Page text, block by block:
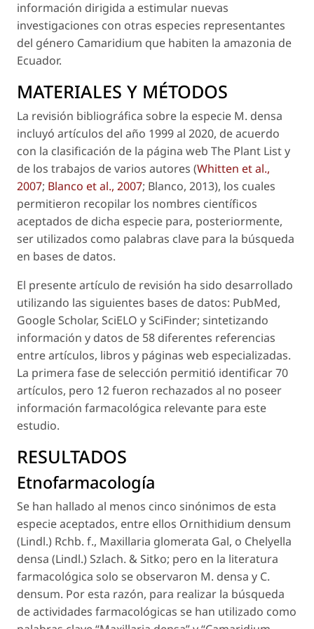
información dirigida a estimular nuevas
investigaciones con otras especies representantes
del género Camaridium que habiten la amazonia de
Ecuador.
MATERIALES Y MÉTODOS
La revisión bibliográfica sobre la especie M. densa
incluyó artículos del año 1999 al 2020, de acuerdo
con la clasificación de la página web The Plant List y
de los trabajos de varios autores (Whitten et al.,
2007; Blanco et al., 2007; Blanco, 2013), los cuales
permitieron recopilar los nombres científicos
aceptados de dicha especie para, posteriormente,
ser utilizados como palabras clave para la búsqueda
en bases de datos.
El presente artículo de revisión ha sido desarrollado
utilizando las siguientes bases de datos: PubMed,
Google Scholar, SciELO y SciFinder; sintetizando
información y datos de 58 diferentes referencias
entre artículos, libros y páginas web especializadas.
La primera fase de selección permitió identificar 70
artículos, pero 12 fueron rechazados al no poseer
información farmacológica relevante para este
estudio.
RESULTADOS
Etnofarmacología
Se han hallado al menos cinco sinónimos de esta
especie aceptados, entre ellos Ornithidium densum
(Lindl.) Rchb. f., Maxillaria glomerata Gal, o Chelyella
densa (Lindl.) Szlach. & Sitko; pero en la literatura
farmacológica solo se observaron M. densa y C.
densum. Por esta razón, para realizar la búsqueda
de actividades farmacológicas se han utilizado como